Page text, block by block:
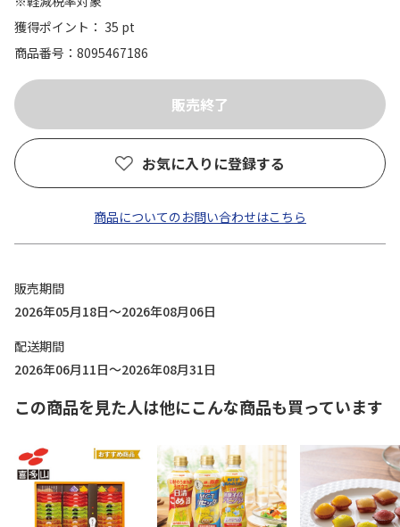
獲得ポイント： 35 pt
商品番号
8095467186
お気に入りに登録する
商品についてのお問い合わせはこちら
販売期間
2026年05月18日～2026年08月06日
配送期間
2026年06月11日～2026年08月31日
この商品を見た人は他にこんな商品も買っています